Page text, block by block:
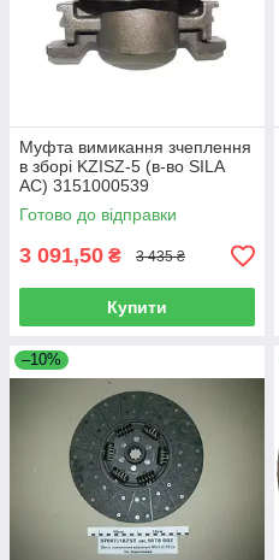
Муфта вимикання зчеплення
в зборі KZISZ-5 (в-во SILA
AC) 3151000539
Готово до відправки
3 091,50 ₴ 3 435 ₴
Купити
–10%